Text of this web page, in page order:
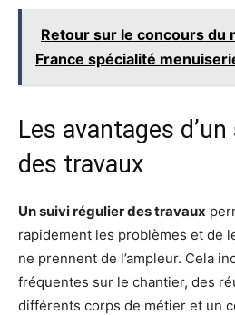
Retour sur le concours du
France spécialité
Les avantages
des travaux
Un suivi régulier des travaux
rapidement les problèmes et de
ne prennent de l’ampleur. Cela
fréquentes sur le chantier, des
différents corps de métier et un